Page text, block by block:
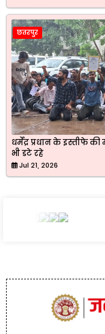
छतरपुर
धर्मेंद्र प्रधान के इस्तीफे
भी डटे रहे
Jul 21, 2026